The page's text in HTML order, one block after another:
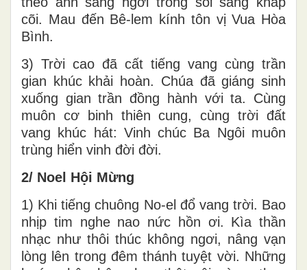
cõi. Mau đến Bê-lem kính tôn vị Vua Hòa
Bình.
3) Trời cao đã cất tiếng vang cùng trần
gian khúc khải hoàn. Chúa đã giáng sinh
xuống gian trần đồng hành với ta. Cùng
muôn cơ binh thiên cung, cùng trời đất
vang khúc hát: Vinh chúc Ba Ngôi muôn
trùng hiển vinh đời đời.
2/ Noel Hội Mừng
1) Khi tiếng chuông No-el đổ vang trời. Bao
nhịp tim nghe nao nức hồn ơi. Kìa thần
nhạc như thôi thúc không ngơi, nâng vạn
lòng lên trong đêm thánh tuyệt vời. Những